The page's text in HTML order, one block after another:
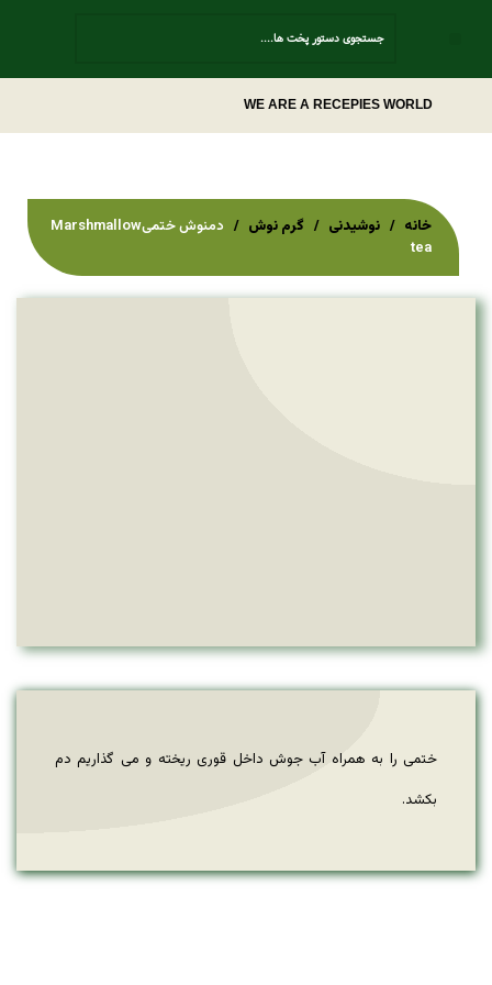
WE ARE A RECEPIES WORLD
خانه نوشیدنی گرم نوش
دمنوش ختمیMarshmallow
tea
ختمی را به همراه آب جوش داخل قوری ریخته و می گذاریم دم
بکشد.